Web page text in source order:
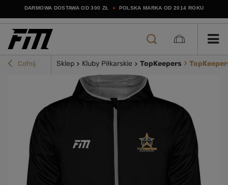
DARMOWA DOSTAWA OD 300 ZŁ POLSKA MARKA OD 2014 ROKU
Cofnij Sklep Kluby Piłkarskie TopKeepers